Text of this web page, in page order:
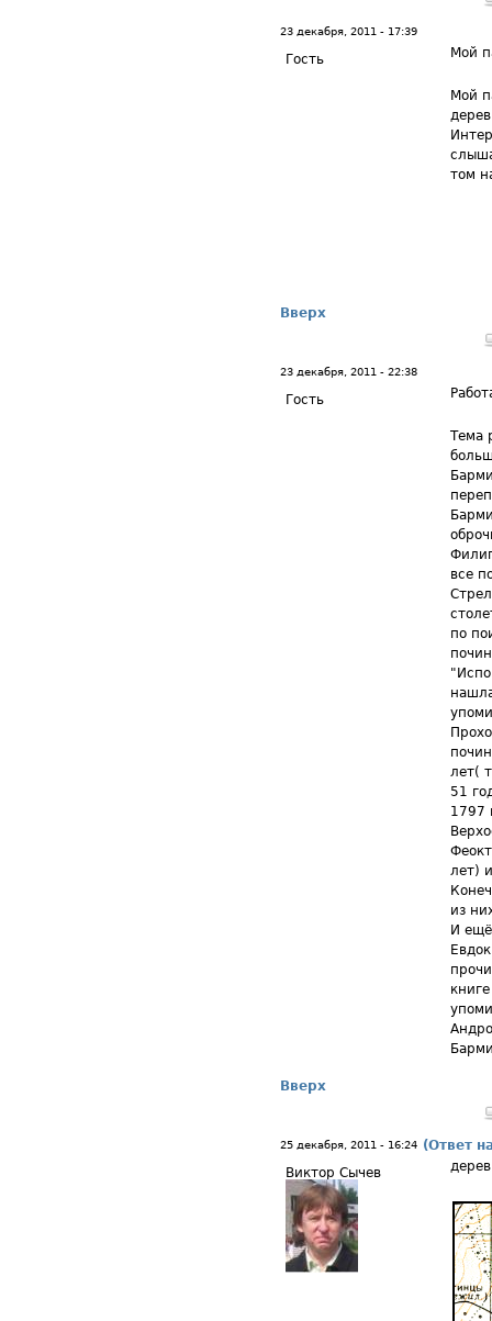
23 декабря, 2011 - 17:39
Гость Мой
Мой
том
Вверх
23 декабря, 2011 - 22:38
Гость
Тема
все
по
лет(
51
1797
лет)
из
И
Вверх
25 декабря, 2011 - 16:24 (Ответ
Виктор Сычев